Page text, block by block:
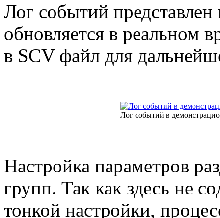
Лог событий
обновляется в реальном
в SCV файл для
Лог событий в
Настройка параметров
групп. Так как здесь не
тонкой настройки,